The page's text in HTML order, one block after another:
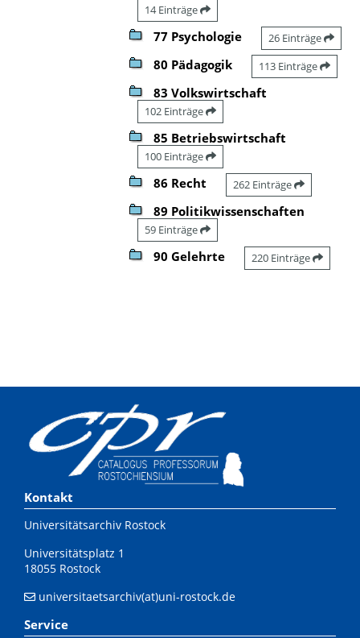
14 Einträge
77 Psychologie 26 Einträge
80 Pädagogik 113 Einträge
83 Volkswirtschaft
102 Einträge
85 Betriebswirtschaft
100 Einträge
86 Recht 262 Einträge
89 Politikwissenschaften
59 Einträge
90 Gelehrte 220 Einträge
Kontakt
Universitätsarchiv Rostock
Universitätsplatz 1
18055 Rostock
universitaetsarchiv(at)uni-rostock.de
Service